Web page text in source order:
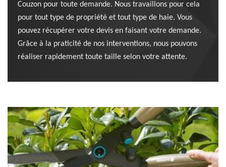
Couzon pour toute demande. Nous travaillons pour cela
pour tout type de propriété et tout type de haie. Vous
pouvez récupérer votre devis en faisant votre demande.
Grâce à la praticité de nos interventions, nous pouvons
réaliser rapidement toute taille selon votre attente.